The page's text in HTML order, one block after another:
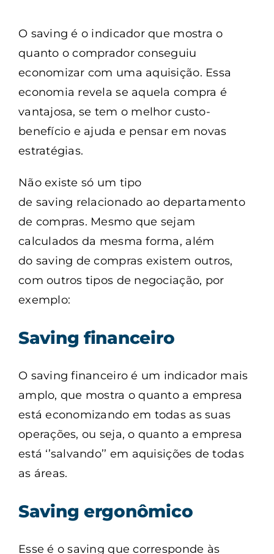
O saving é o indicador que mostra o
quanto o comprador conseguiu
economizar com uma aquisição. Essa
economia revela se aquela compra é
vantajosa, se tem o melhor custo-
benefício e ajuda e pensar em novas
estratégias.
Não existe só um tipo
de saving relacionado ao departamento
de compras. Mesmo que sejam
calculados da mesma forma, além
do saving de compras existem outros,
com outros tipos de negociação, por
exemplo:
Saving financeiro
O saving financeiro é um indicador mais
amplo, que mostra o quanto a empresa
está economizando em todas as suas
operações, ou seja, o quanto a empresa
está ‘’salvando’’ em aquisições de todas
as áreas.
Saving ergonômico
Esse é o saving que corresponde às